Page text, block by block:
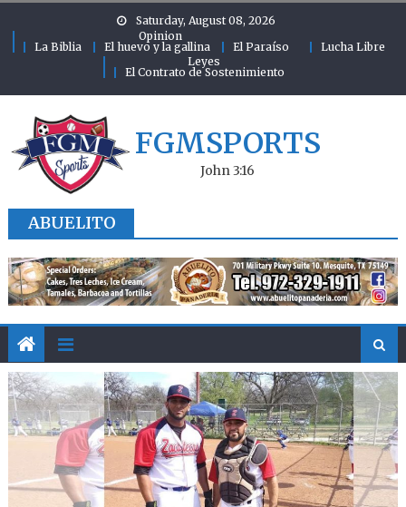
Saturday, August 08, 2026
Opinion
La Biblia
El huevo y la gallina El Paraíso
Lucha Libre
Leyes
El Contrato de Sostenimiento
FGMSPORTS
John 3:16
ABUELITO